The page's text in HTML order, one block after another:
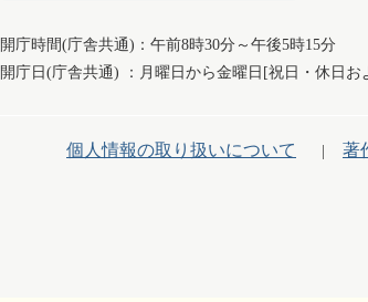
開庁時間(庁舎共通)：午前8時30分～午後5時15分
開庁日(庁舎共通) ：月曜日から金曜日[祝日・休日お
個人情報の取り扱いについて 著